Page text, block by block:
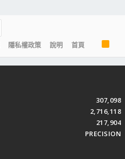
隱私權政策 說明 首頁
R
S
S
307,098
2,716,118
217,904
PRECISION